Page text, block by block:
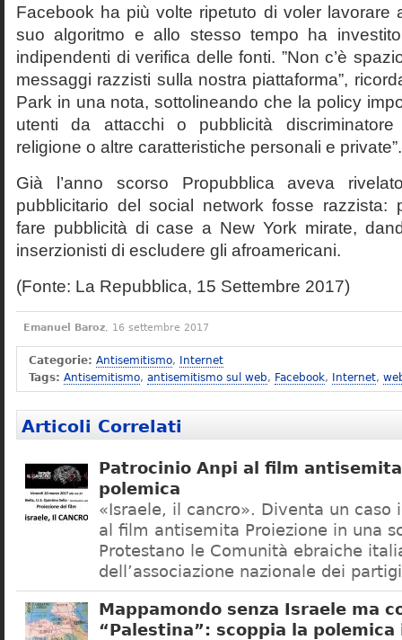
Facebook ha più volte ripetuto di voler lavorare
suo algoritmo e allo stesso tempo ha
indipendenti di verifica delle fonti. ”Non c’è
messaggi razzisti sulla nostra piattaforma”,
Park in una nota, sottolineando che la policy
utenti da attacchi o pubblicità
religione o altre caratteristiche personali e private”.
Già l’anno scorso Propubblica aveva
pubblicitario del social network fosse razzista:
fare pubblicità di case a New York mirate,
inserzionisti di escludere gli afroamericani.
(Fonte: La Repubblica, 15 Settembre 2017)
Emanuel Baroz, 16 settembre 2017
Categorie: Antisemitismo,
Internet
Tags: Antisemitismo, antisemitismo sul web, Facebook, Internet,
Articoli Correlati
Patrocinio Anpi al film
polemica
«Israele, il cancro». Diventa un caso
al film antisemita Proiezione in una
Protestano le Comunità ebraiche
dell’associazione nazionale dei
Mappamondo senza Israele ma
“Palestina”: scoppia la